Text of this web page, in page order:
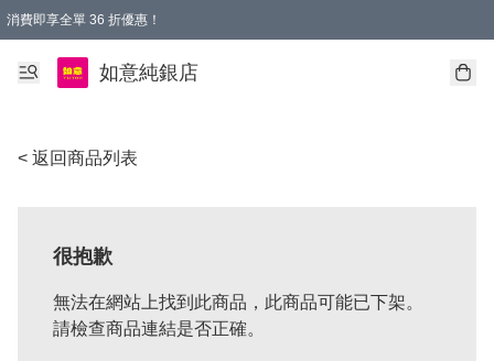
消費即享全單 36 折優惠！
購物满$50，全國包郵。Free shopping on orders over $50.
如意純銀店
< 返回商品列表
很抱歉
無法在網站上找到此商品，此商品可能已下架。
請檢查商品連結是否正確。